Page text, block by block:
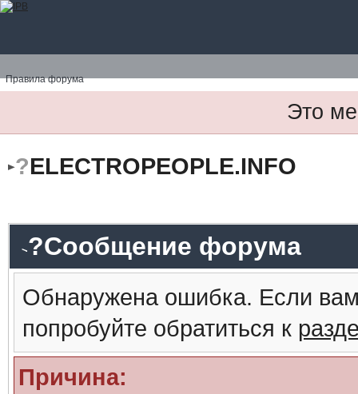
Правила форума
Это
?ELECTROPEOPLE.INFO
?Сообщение форума
Обнаружена ошибка. Если
попробуйте обратиться к
Причина: